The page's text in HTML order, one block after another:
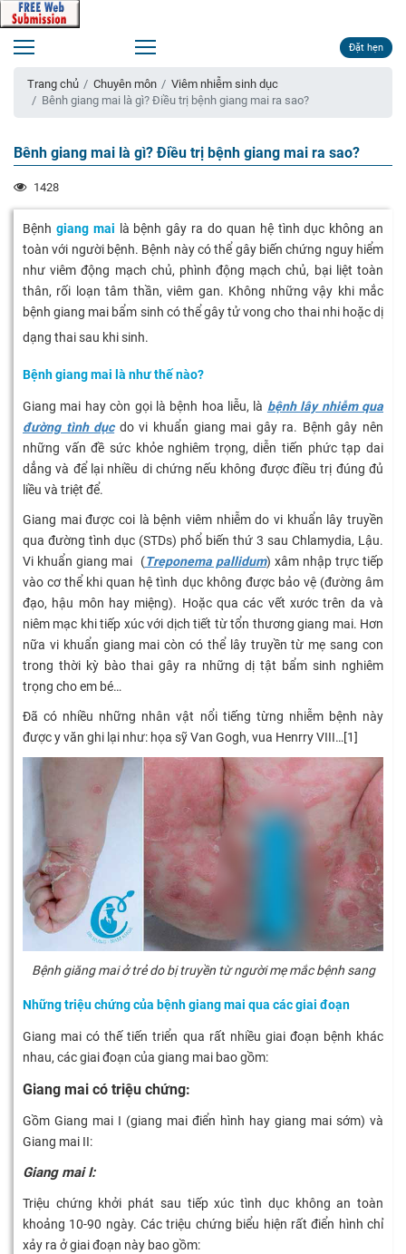
Đặt hẹn
Trang chủ Chuyên môn
Viêm nhiễm sinh dục
Bênh giang mai là gì? Điều trị bệnh giang mai ra sao?
Bênh giang mai là gì? Điều trị bệnh giang mai ra sao?
1428
Bệnh giang mai là bệnh gây ra do quan hệ tình dục không an
toàn với người bệnh. Bệnh này có thể gây biến chứng nguy hiểm
như viêm động mạch chủ, phình động mạch chủ, bại liệt toàn
thân, rối loạn tâm thần, viêm gan. Không những vậy khi mắc
bệnh giang mai bẩm sinh có thể gây tử vong cho thai nhi hoặc dị
dạng thai sau khi sinh.
Bệnh giang mai là như thế nào?
Giang mai hay còn gọi là bệnh hoa liễu, là bệnh lây nhiễm qua
đường tình dụcdo vi khuẩn giang mai gây ra. Bệnh gây nên
những vấn đề sức khỏe nghiêm trọng, diễn tiến phức tạp dai
dẳng và để lại nhiều di chứng nếu không được điều trị đúng đủ
liều và triệt để.
Giang mai được coi là bệnh viêm nhiễm do vi khuẩn lây truyền
qua đường tình dục (STDs) phổ biến thứ 3 sau Chlamydia, Lậu.
Vi khuẩn giang mai (Treponema pallidum) xâm nhập trực tiếp
vào cơ thể khi quan hệ tình dục không được bảo vệ (đường âm
đạo, hậu môn hay miệng). Hoặc qua các vết xước trên da và
niêm mạc khi tiếp xúc với dịch tiết từ tổn thương giang mai. Hơn
nữa vi khuẩn giang mai còn có thể lây truyền từ mẹ sang con
trong thời kỳ bào thai gây ra những dị tật bẩm sinh nghiêm
trọng cho em bé…
Đã có nhiều những nhân vật nổi tiếng từng nhiễm bệnh này
được y văn ghi lại như: họa sỹ Van Gogh, vua Henrry VIII…[1]
Bệnh giăng mai ở trẻ do bị truyền từ người mẹ mắc bệnh sang
Những triệu chứng của bệnh giang mai qua các giai đoạn
Giang mai có thế tiến triển qua rất nhiều giai đoạn bệnh khác
nhau, các giai đoạn của giang mai bao gồm:
Giang mai có triệu chứng:
Gồm Giang mai I (giang mai điển hình hay giang mai sớm) và
Giang mai II:
Giang mai I:
Triệu chứng khởi phát sau tiếp xúc tình dục không an toàn
khoảng 10-90 ngày. Các triệu chứng biểu hiện rất điển hình chỉ
xảy ra ở giai đoạn này bao gồm: